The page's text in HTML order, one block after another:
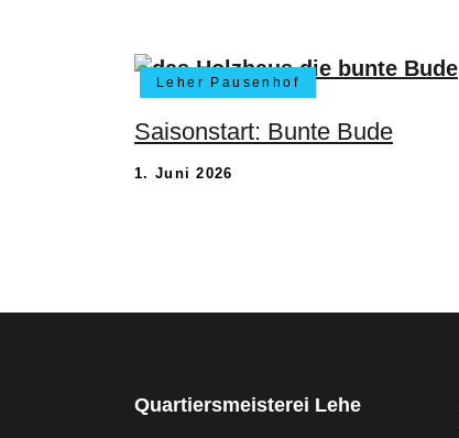
Leher Pausenhof
Saisonstart: Bunte Bude
1. Juni 2026
Quartiersmeisterei Lehe